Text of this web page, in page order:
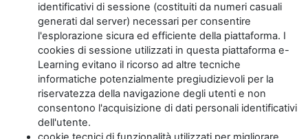
identificativi di sessione (costituiti da numeri casuali
generati dal server) necessari per consentire
l'esplorazione sicura ed efficiente della piattaforma. I
cookies di sessione utilizzati in questa piattaforma e-
Learning evitano il ricorso ad altre tecniche
informatiche potenzialmente pregiudizievoli per la
riservatezza della navigazione degli utenti e non
consentono l'acquisizione di dati personali identificativi
dell'utente.